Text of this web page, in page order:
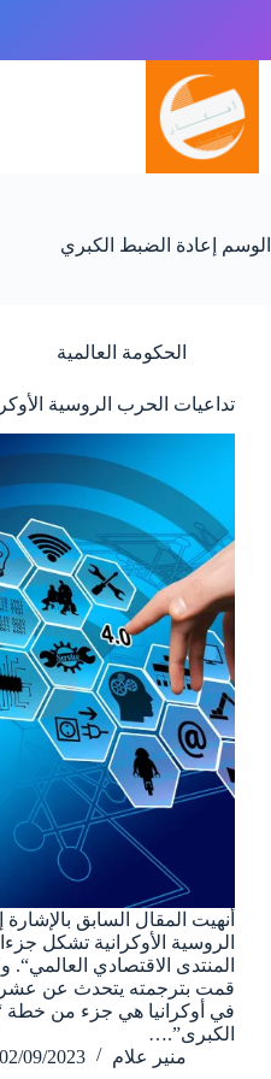
المحتوى
الوسم إعادة الضبط الكبري
الحكومة العالمية
تداعيات الحرب الروسية
أنهيت المقال السابق
الروسية الأوكرانية تشكل
المنتدى الاقتصادي العالمي“.
قمت بترجمته يتحدث عن
في أوكرانيا هي جزء من خطة
الكبرى”.…
منير علام
02/09/2023